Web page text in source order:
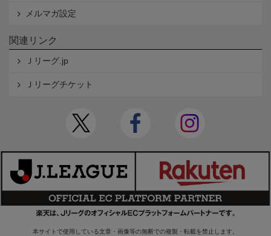
メルマガ設定
関連リンク
Ｊリーグ.jp
Ｊリーグチケット
本サイトで使用している文章・画像等の無断での複製・転載を禁止します。